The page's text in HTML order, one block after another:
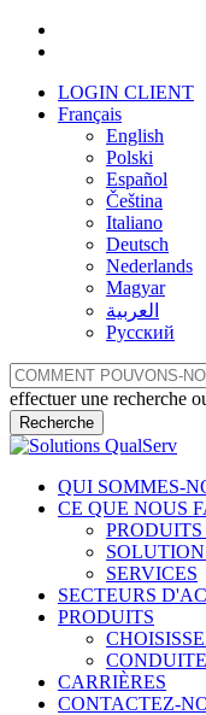
Skip
contentLOGIN CLIENT
Français
English
Polski
Español
Čeština
Italiano
Deutsch
Nederlands
Magyar
العربية‏
Русский
effectuer une recherche
Recherche
Fermer
recherche
Menu
QUI SOMMES-
CE QUE NOUS
SERVICES
SECTEURS
PRODUITS
CARRIÈRES
CONTACTEZ-